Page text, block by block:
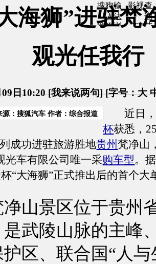
搜狗输
入法
影视查
询
搜狗浏
TV节
乐盒
海狮”进驻梵
观光任我行
日10:20 [我来说两句] [字号：大
源：搜狐汽车 作者：综合报道
近日，
杯获悉，
成功进驻旅游胜地贵州梵净山
光车有限公司唯一采购车型。
“大海狮”正式推出后的首个大
景区位于贵州
武陵山脉的主峰
护区、联合国“人